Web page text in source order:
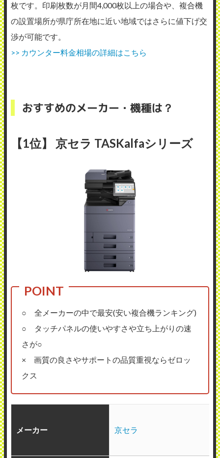
枚です。印刷枚数が月間4,000枚以上の場合や、複合機
の設置場所が県庁所在地に近い地域ではさらに値下げ交
渉が可能です。
>> カウンター料金相場の詳細はこちら
おすすめのメーカー・機種は？
【1位】 京セラ TASKalfaシリーズ
○ 全メーカーの中で最安(安い複合機ランキング)
○ タッチパネルの使いやすさや立ち上がりの速
さが○
× 画質の良さやサポートの品質重視ならゼロッ
クス
メーカー 京セラ